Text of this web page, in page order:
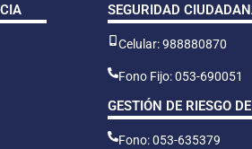
SEGURIDAD
Celular: 988880870
Fono Fijo: 053-690051
GESTIÓN DE RIESGO
Fono: 053-635379